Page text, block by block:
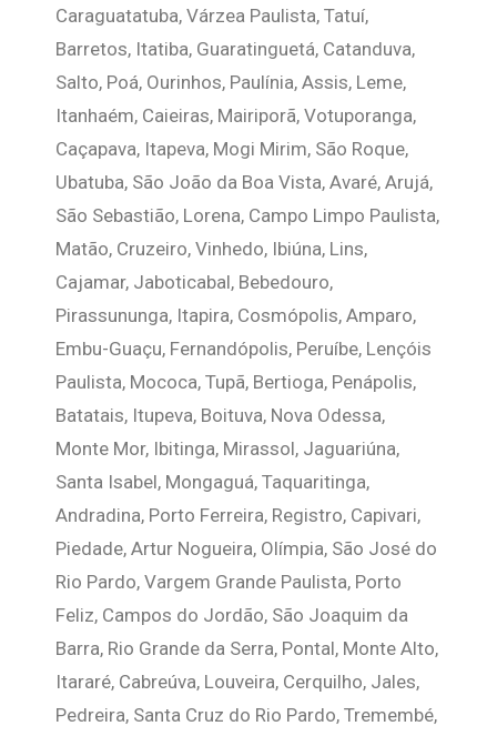
Caraguatatuba, Várzea Paulista, Tatuí,
Barretos, Itatiba, Guaratinguetá, Catanduva,
Salto, Poá, Ourinhos, Paulínia, Assis, Leme,
Itanhaém, Caieiras, Mairiporã, Votuporanga,
Caçapava, Itapeva, Mogi Mirim, São Roque,
Ubatuba, São João da Boa Vista, Avaré, Arujá,
São Sebastião, Lorena, Campo Limpo Paulista,
Matão, Cruzeiro, Vinhedo, Ibiúna, Lins,
Cajamar, Jaboticabal, Bebedouro,
Pirassununga, Itapira, Cosmópolis, Amparo,
Embu-Guaçu, Fernandópolis, Peruíbe, Lençóis
Paulista, Mococa, Tupã, Bertioga, Penápolis,
Batatais, Itupeva, Boituva, Nova Odessa,
Monte Mor, Ibitinga, Mirassol, Jaguariúna,
Santa Isabel, Mongaguá, Taquaritinga,
Andradina, Porto Ferreira, Registro, Capivari,
Piedade, Artur Nogueira, Olímpia, São José do
Rio Pardo, Vargem Grande Paulista, Porto
Feliz, Campos do Jordão, São Joaquim da
Barra, Rio Grande da Serra, Pontal, Monte Alto,
Itararé, Cabreúva, Louveira, Cerquilho, Jales,
Pedreira, Santa Cruz do Rio Pardo, Tremembé,